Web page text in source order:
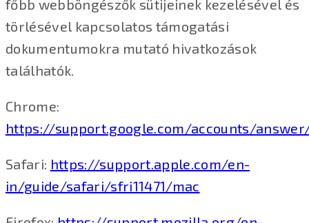
főbb webböngészők sütijeinek kezelésével és
törlésével kapcsolatos támogatási
dokumentumokra mutató hivatkozások
találhatók.
Chrome:
https://support.google.com/accounts/
Safari: https://support.apple.com/en-
in/guide/safari/sfri11471/mac